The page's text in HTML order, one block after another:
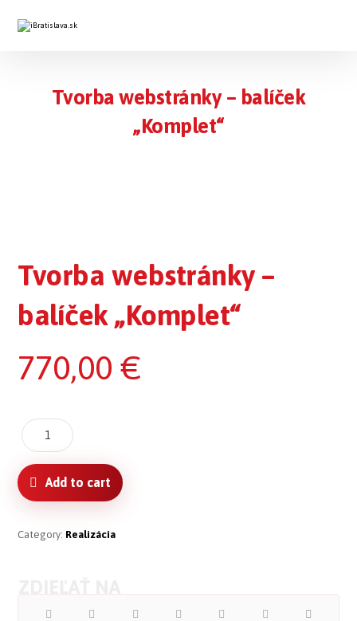
Tvorba webstránky – balíček
„Komplet“
Tvorba webstránky –
balíček „Komplet“
770,00€
Add to cart
Category: Realizácia